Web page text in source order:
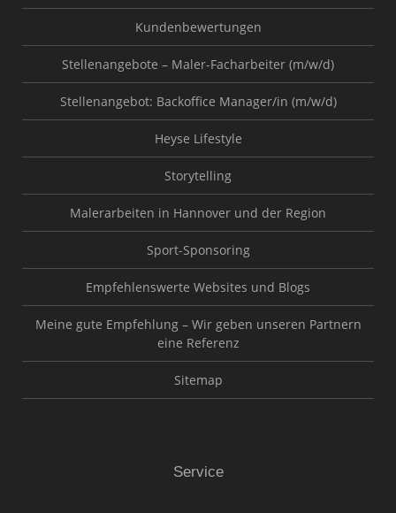
Kundenbewertungen
Stellenangebote – Maler-Facharbeiter (m/w/d)
Stellenangebot: Backoffice Manager/in (m/w/d)
Heyse Lifestyle
Storytelling
Malerarbeiten in Hannover und der Region
Sport-Sponsoring
Empfehlenswerte Websites und Blogs
Meine gute Empfehlung – Wir geben unseren Partnern
eine Referenz
Sitemap
Service